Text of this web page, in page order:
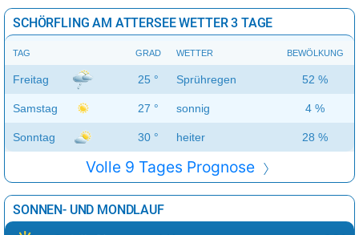
SCHÖRFLING AM ATTERSEE WETTER 3 TAGE
TAG GRAD WETTER BEWÖLKUNG
Freitag 25 ° Sprühregen 52 %
Samstag 27 ° sonnig 4 %
Sonntag 30 ° heiter 28 %
Volle 9 Tages Prognose
SONNEN- UND MONDLAUF